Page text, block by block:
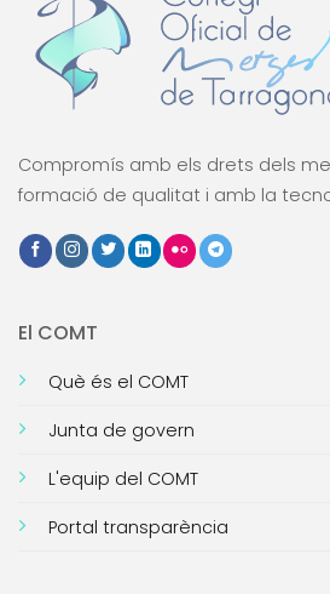
Compromís amb els drets dels
formació de qualitat i amb la
El COMT
Què és el COMT
Junta de govern
L'equip del COMT
Portal transparència